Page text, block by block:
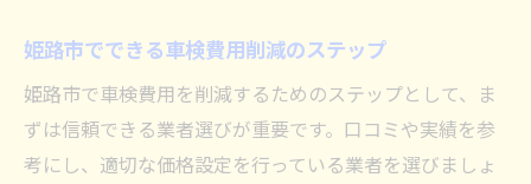
姫路市でできる車検費用削減のステップ
姫路市で車検費用を削減するためのステップとして、ま
ずは信頼できる業者選びが重要です。口コミや実績を参
考にし、適切な価格設定を行っている業者を選びましょ